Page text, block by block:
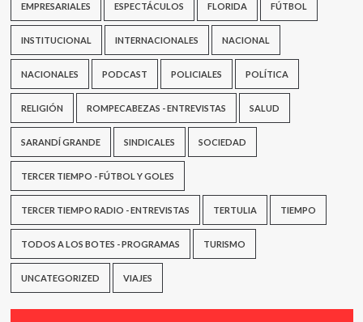
EMPRESARIALES ESPECTÁCULOS FLORIDA FÚTBOL
INSTITUCIONAL INTERNACIONALES NACIONAL
NACIONALES PODCAST POLICIALES POLÍTICA
RELIGIÓN ROMPECABEZAS - ENTREVISTAS SALUD
SARANDÍ GRANDE SINDICALES SOCIEDAD
TERCER TIEMPO - FÚTBOL Y GOLES
TERCER TIEMPO RADIO - ENTREVISTAS TERTULIA TIEMPO
TODOS A LOS BOTES - PROGRAMAS TURISMO
UNCATEGORIZED VIAJES